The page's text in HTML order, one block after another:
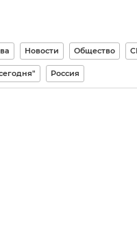
Новости Общество
Россия